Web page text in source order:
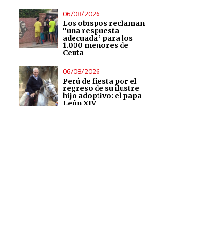
06/08/2026
Los obispos reclaman
“una respuesta
adecuada” para los
1.000 menores de
Ceuta
06/08/2026
Perú de fiesta por el
regreso de su ilustre
hijo adoptivo: el papa
León XIV